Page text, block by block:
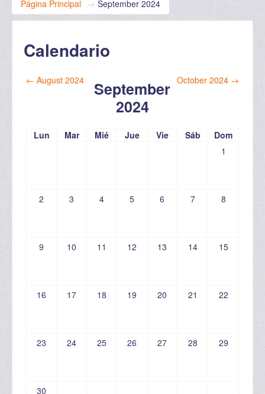
Página Principal → September 2024
Calendario
← August 2024
September
2024
October 2024 →
Lun Mar Mié Jue Vie Sáb
Dom
1
2 3 4 5 6 7 8
9 10 11 12 13 14 15
16 17 18 19 20 21 22
23 24 25 26 27 28 29
30